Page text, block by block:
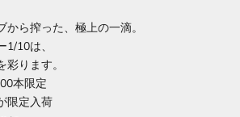
ら搾った、極上の一滴。
10は、
ります。
本限定
限定入荷